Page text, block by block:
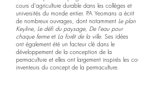
cours d'agriculture durable dans les collèges et
universités du monde entier. PA Yeomans a écrit
de nombreux ouvrages, dont notamment Le plan
Keyline, Le défi du paysage, De l'eau pour
chaque ferme et La forêt de la ville. Ses idées
ont également été un facteur clé dans le
développement de la conception de la
permaculture et elles ont largement inspirés les co-
inventeurs du concept de la permaculture.